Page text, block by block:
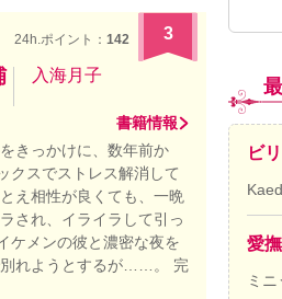
24h.ポイント： 142 3
入海月子
書籍情報
きっかけに、数年前か
クスでストレス解消して
え相性が良くても、一晩
され、イライラして引っ
ケメンの彼と濃密な夜を
別れようとするが……。 完
ビ
愛
ミ